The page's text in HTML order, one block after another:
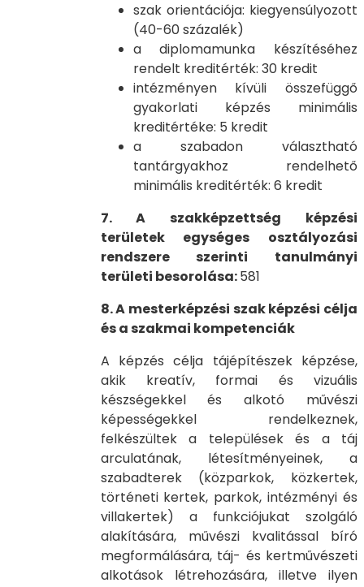
szak orientációja: kiegyensúlyozott
(40-60 százalék)
a diplomamunka készítéséhez
rendelt kreditérték: 30 kredit
intézményen kívüli összefüggő
gyakorlati képzés minimális
kreditértéke: 5 kredit
a szabadon választható
tantárgyakhoz rendelhető
minimális kreditérték: 6 kredit
7. A szakképzettség képzési
területek egységes osztályozási
rendszere szerinti tanulmányi
területi besorolása:581
8. A mesterképzési szak képzési célja
és a szakmai kompetenciák
A képzés célja tájépítészek képzése,
akik kreatív, formai és vizuális
készségekkel és alkotó művészi
képességekkel rendelkeznek,
felkészültek a települések és a táj
arculatának, létesítményeinek, a
szabadterek (közparkok, közkertek,
történeti kertek, parkok, intézményi és
villakertek) a funkciójukat szolgáló
alakítására, művészi kvalitással bíró
megformálására, táj- és kertművészeti
alkotások létrehozására, illetve ilyen